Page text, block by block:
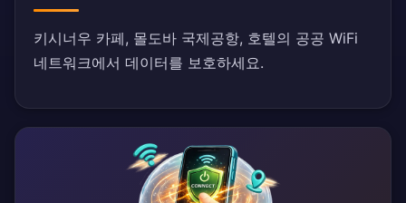
키시너우 카페, 몰도바 국제공항, 호텔의 공공 WiFi
네트워크에서 데이터를 보호하세요.